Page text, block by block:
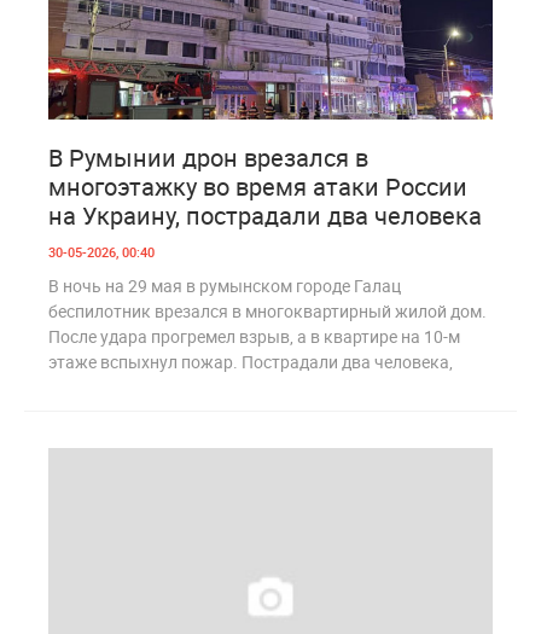
В Румынии дрон врезался в
многоэтажку во время атаки России
на Украину, пострадали два человека
30-05-2026, 00:40
В ночь на 29 мая в румынском городе Галац
беспилотник врезался в многоквартирный жилой дом.
После удара прогремел взрыв, а в квартире на 10-м
этаже вспыхнул пожар. Пострадали два человека,